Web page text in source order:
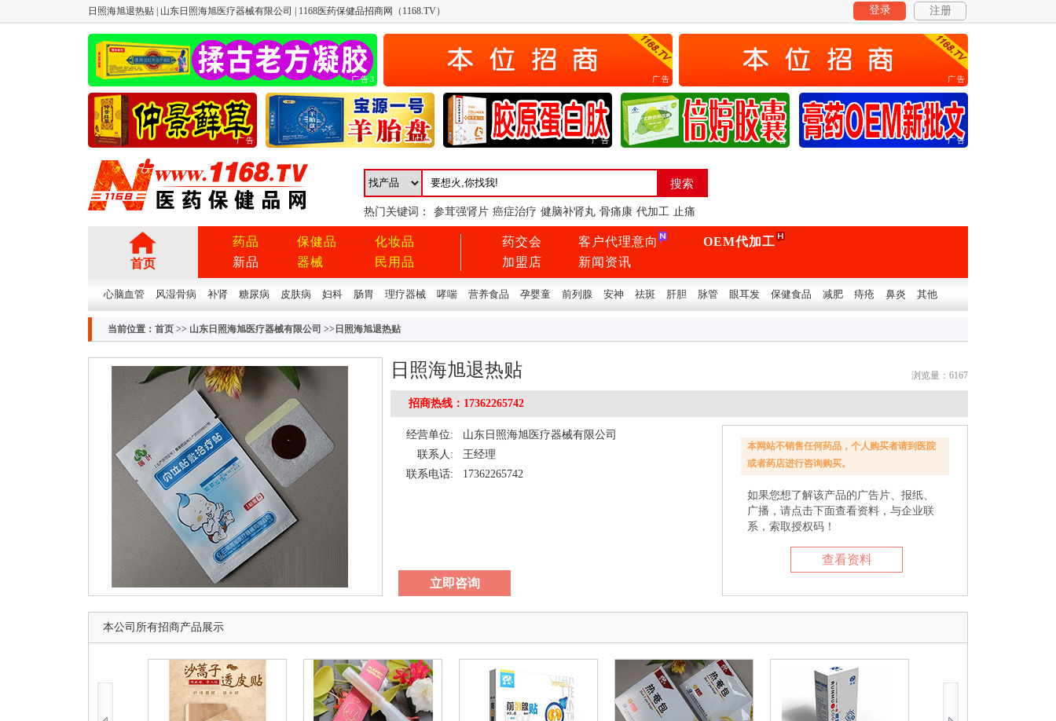
日照海旭退热贴 | 山东日照海旭医疗器械有限公司 | 1168医药保健品招商网（1168.TV） 登录 注册
广告3 广告 广告
广告 广告 广告 广告 广告
热门关键词： 参茸强肾片 癌症治疗 健脑补肾丸 骨痛康 代加工 止痛
首页
药品
新品
保健品
器械
化妆品
民用品
药交会
加盟店
客户代理意向
新闻资讯
OEM代加工
心脑血管 风湿骨病 补肾 糖尿病 皮肤病 妇科 肠胃 理疗器械 哮喘 营养食品 孕婴童 前列腺 安神 祛斑 肝胆 脉管 眼耳发 保健食品 减肥 痔疮 鼻炎 其他
当前位置： 首页 >> 山东日照海旭医疗器械有限公司 >>日照海旭退热贴
日照海旭退热贴 浏览量：6167
招商热线：17362265742
经营单位:
山东日照海旭医疗器械有限公司
联系人:
王经理
联系电话:
17362265742
立即咨询
本网站不销售任何药品，个人购买者请到医院
或者药店进行咨询购买。
如果您想了解该产品的广告片、报纸、
广播，请点击下面查看资料，与企业联
系，索取授权码！
查看资料
本公司所有招商产品展示